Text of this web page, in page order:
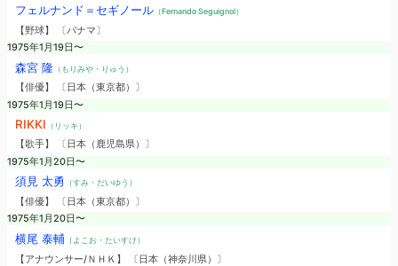
フェルナンド＝セギノール（Fernando Seguignol）
【野球】 〔パナマ〕
1975年1月19日〜
森宮 隆（もりみや・りゅう）
【俳優】 〔日本（東京都）〕
1975年1月19日〜
RIKKI （リッキ）
【歌手】 〔日本（鹿児島県）〕
1975年1月20日〜
須見 太勇 （すみ・だいゆう）
【俳優】 〔日本（東京都）〕
1975年1月20日〜
横尾 泰輔 （よこお・たいすけ）
【アナウンサー/ＮＨＫ】 〔日本（神奈川県）〕